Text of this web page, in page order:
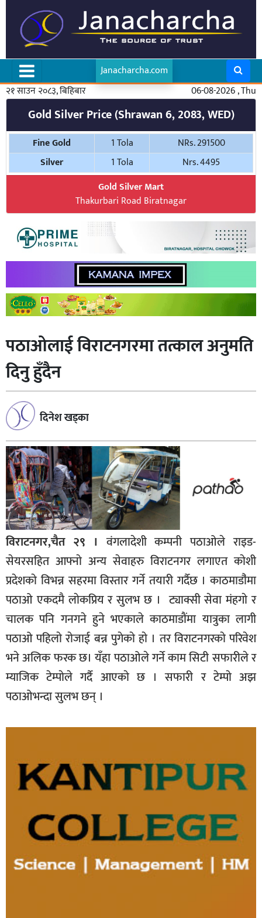
Janacharcha.com
२१ साउन २०८३, बिहिबार
06-08-2026 , Thu
Gold Silver Price (Shrawan 6, 2083, WED)
Fine Gold 1 Tola
NRs. 291500
Silver
1 Tola
Nrs. 4495
Gold Silver Mart
Thakurbari Road Biratnagar
पठाओलाई विराटनगरमा तत्काल अनुमति
दिनु हुँदैन
दिनेश खड्का
विराटनगर,चैत २९ । वंगलादेशी कम्पनी पठाओले राइड-
सेयरसहित आफ्नाे अन्य सेवाहरु विराटनगर लगाएत काेशी
प्रदेशकाे विभन्न सहरमा विस्तार गर्ने तयारी गर्दैछ । काठमाडाै‌ंमा
पठाओ एकदमै लाेकप्रिय र सुलभ छ । ट्याक्सी सेवा म‌ंहगाे र
चालक पनि गनगने हुने भएकाले काठमाडाैंमा यात्रुका लागी
पठाओ पहिलाे राेजाई बन्न पुगेकाे हाे । तर विराटनगरकाे परिवेश
भने अलिक फरक छ। यँहा पठाओले गर्ने काम सिटी सफारीले र
म्याजिक टेम्पाेले गर्दै आएकाे छ । सफारी र टेम्पाे अझ
पठाओभन्दा सुलभ छन् ।